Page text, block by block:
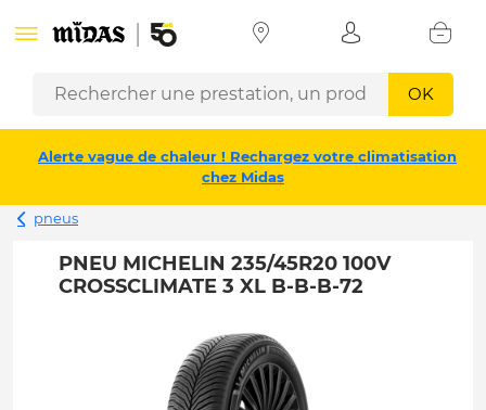
OK
Alerte vague de chaleur ! Rechargez votre climatisation
chez Midas
pneus
PNEU MICHELIN 235/45R20 100V
CROSSCLIMATE 3 XL B-B-B-72